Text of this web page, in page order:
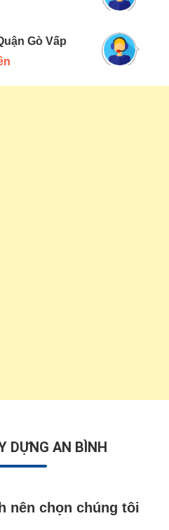
Gò Vấp
DỰNG AN BÌNH
nên chọn chúng tôi